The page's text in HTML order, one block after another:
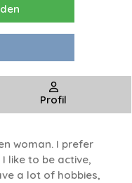
Profil
woman. I prefer
like to be active,
a lot of hobbies,